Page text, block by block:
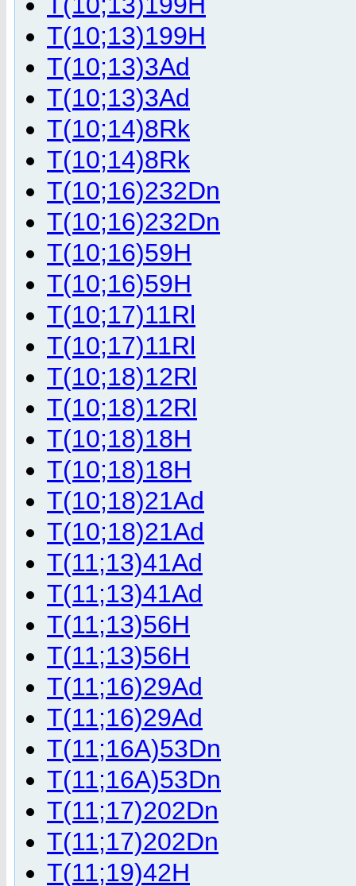
T(10;13)199H
T(10;13)3Ad
T(10;13)3Ad
T(10;14)8Rk
T(10;14)8Rk
T(10;16)232Dn
T(10;16)232Dn
T(10;16)59H
T(10;16)59H
T(10;17)11Rl
T(10;17)11Rl
T(10;18)12Rl
T(10;18)12Rl
T(10;18)18H
T(10;18)18H
T(10;18)21Ad
T(10;18)21Ad
T(11;13)41Ad
T(11;13)41Ad
T(11;13)56H
T(11;13)56H
T(11;16)29Ad
T(11;16)29Ad
T(11;16A)53Dn
T(11;16A)53Dn
T(11;17)202Dn
T(11;17)202Dn
T(11;19)42H